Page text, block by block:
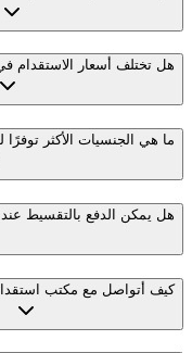
هل تختلف أسعار الاستقدام
ما هي الجنسيات الأكثر
هل يمكن الدفع بالتقسيط
كيف أتواصل مع مكتب